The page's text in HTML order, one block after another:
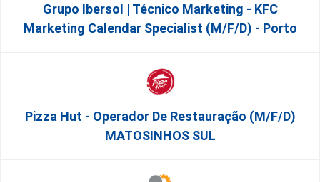
Grupo Ibersol | Técnico Marketing - KFC
Marketing Calendar Specialist (m/f/d) - Porto
Pizza Hut - Operador De Restauração (m/f/d)
MATOSINHOS SUL